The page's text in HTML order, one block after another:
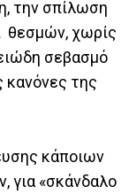
την σπίλωση
θεσμών, χωρίς
σεβασμό
κανόνες της
κάποιων
για «σκάνδαλο